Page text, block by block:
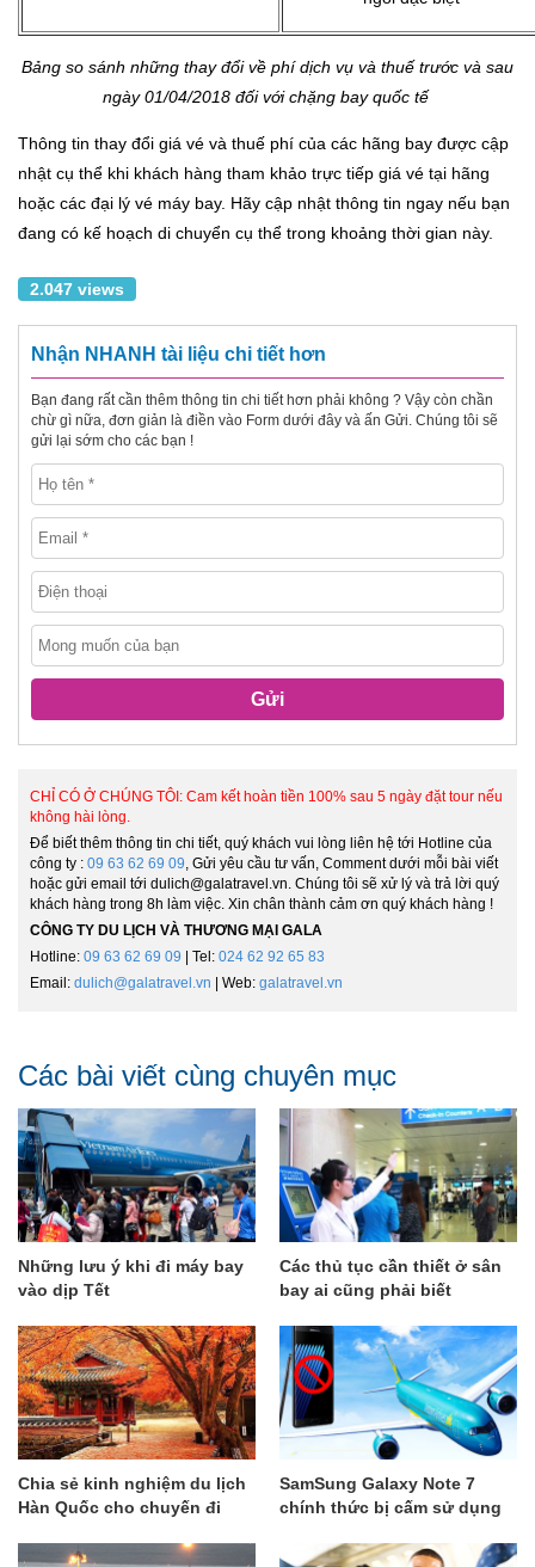
Bảng so sánh những thay đổi về phí dịch vụ và thuế trước và sau
ngày 01/04/2018 đối với chặng bay quốc tế
Thông tin thay đổi giá vé và thuế phí của các hãng bay được cập
nhật cụ thể khi khách hàng tham khảo trực tiếp giá vé tại hãng
hoặc các đại lý vé máy bay. Hãy cập nhật thông tin ngay nếu bạn
đang có kế hoạch di chuyển cụ thể trong khoảng thời gian này.
2.047 views
Nhận NHANH tài liệu chi tiết hơn
Bạn đang rất cần thêm thông tin chi tiết hơn phải không ? Vậy còn chần
chừ gì nữa, đơn giản là điền vào Form dưới đây và ấn Gửi. Chúng tôi sẽ
gửi lại sớm cho các bạn !
Gửi
CHỈ CÓ Ở CHÚNG TÔI: Cam kết hoàn tiền 100% sau 5 ngày đặt tour nếu
không hài lòng.
Để biết thêm thông tin chi tiết, quý khách vui lòng liên hệ tới Hotline của
công ty : 09 63 62 69 09, Gửi yêu cầu tư vấn, Comment dưới mỗi bài viết
hoặc gửi email tới dulich@galatravel.vn. Chúng tôi sẽ xử lý và trả lời quý
khách hàng trong 8h làm việc. Xin chân thành cảm ơn quý khách hàng !
CÔNG TY DU LỊCH VÀ THƯƠNG MẠI GALA
Hotline: 09 63 62 69 09 | Tel: 024 62 92 65 83
Email: dulich@galatravel.vn | Web: galatravel.vn
Các bài viết cùng chuyên mục
Những lưu ý khi đi máy bay
vào dịp Tết
Các thủ tục cần thiết ở sân
bay ai cũng phải biết
Chia sẻ kinh nghiệm du lịch
Hàn Quốc cho chuyến đi
SamSung Galaxy Note 7
chính thức bị cấm sử dụng